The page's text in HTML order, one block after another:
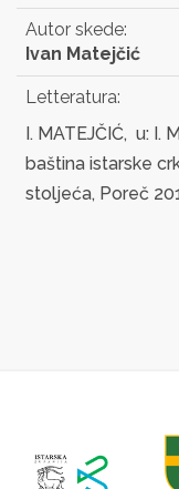
Autor skede:
Ivan Matejčić
Letteratura:
I. MATEJČIĆ, u: I.
baština istarske
stoljeća, Poreč